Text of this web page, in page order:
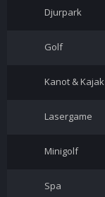
Djurpark
Golf
Kanot & Kajak
Lasergame
Minigolf
Spa